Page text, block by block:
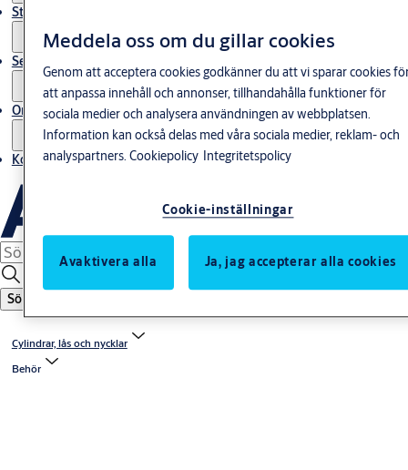
Stories
Service
Om oss
Kontakta oss
Sök
Cylindrar, lås och nycklar
Behör
Meddela oss om du gillar cookies
Genom att acceptera cookies godkänner du att vi sparar cookies
att anpassa innehåll och annonser, tillhandahålla funktioner för
sociala medier och analysera användningen av webbplatsen.
Information kan också delas med våra sociala medier, reklam- och
analyspartners.Cookiepolicy Integritetspolicy
Cookie-inställningar
Avaktivera alla Ja, jag accepterar alla cookies